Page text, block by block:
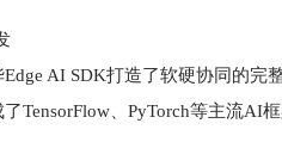
AI SDK打造了软硬协同的
TensorFlow、PyTorch等主流